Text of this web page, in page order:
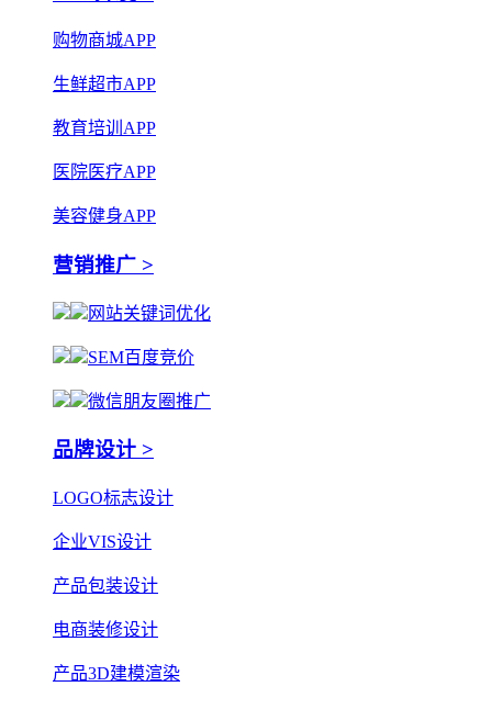
购物商城APP
生鲜超市APP
教育培训APP
医院医疗APP
美容健身APP
营销推广 >
网站关键词优化
SEM百度竞价
微信朋友圈推广
品牌设计 >
LOGO标志设计
企业VIS设计
产品包装设计
电商装修设计
产品3D建模渲染